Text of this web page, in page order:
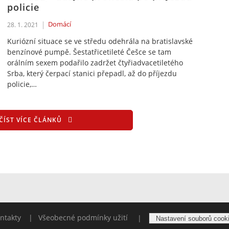
policie
28. 1. 2021 Domácí
Kuriózní situace se ve středu odehrála na bratislavské
benzínové pumpě. Šestatřicetileté Češce se tam
orálním sexem podařilo zadržet čtyřiadvacetiletého
Srba, který čerpací stanici přepadl, až do příjezdu
policie,…
VÍCE ČLÁNKŮ
Všeobecné podmínky užití | Nastavení souborů